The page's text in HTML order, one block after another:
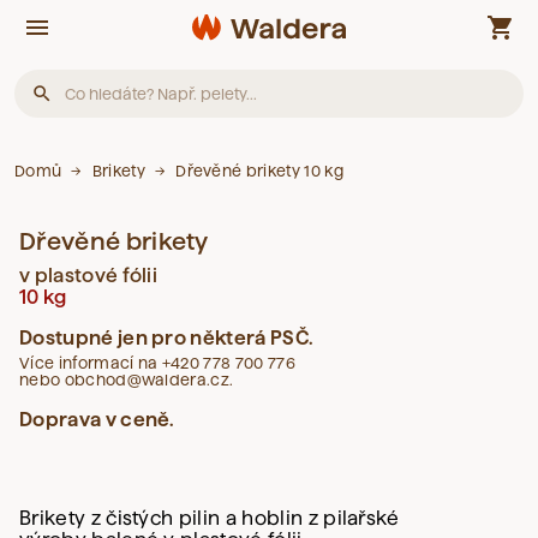
menu shopping_cart
search
Produkty
Nebyly nalezeny žádné produkty.
Nebyly nalezeny žádné články.
Domů Brikety Dřevěné brikety 10 kg
Dřevěné brikety
v plastové fólii
10 kg
Dostupné jen pro některá PSČ.
Více informací na +420 778 700 776
nebo obchod@waldera.cz.
Doprava v ceně.
Brikety z čistých pilin a hoblin z pilařské